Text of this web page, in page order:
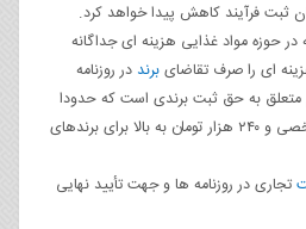
ثبت فرآیند کاهش پیدا خواهد کرد.
حوزه مواد غذایی هزینه‌ ای جداگانه
ای را صرف تقاضایبرند در روزنامه
به حق ثبت برندی است که حدودا
۱۲۰ هزار تومان برای برندهای شخصی و ۲۴۰ هزار تومان به بالا برای برندهای
تجاری در روزنامه‌ ها و جهت تأیید نهایی